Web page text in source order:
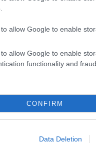
allow Google to enable
allow Google to enable
functionality and
CONFIRM
Data Deletion